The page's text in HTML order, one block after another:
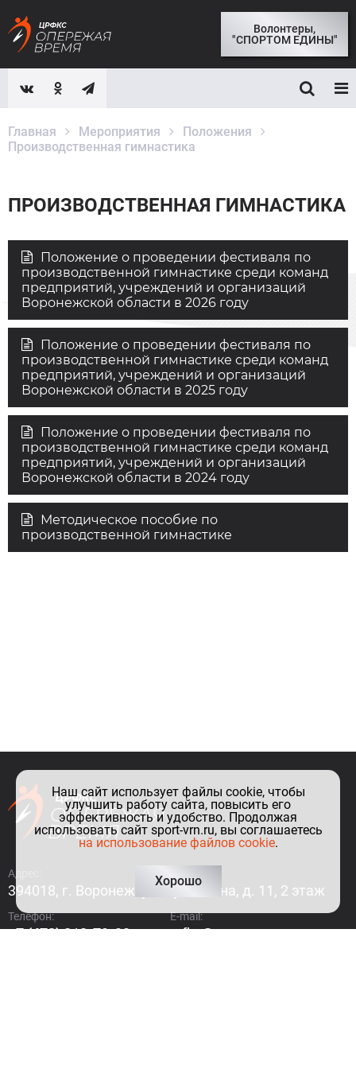
Волонтеры,
"СПОРТОМ ЕДИНЫ"
Главная Мероприятия
Положения
Производственная гимнастика
ПРОИЗВОДСТВЕННАЯ ГИМНАСТИКА
Положение о проведении фестиваля по
производственной гимнастике среди команд
предприятий, учреждений и организаций
Воронежской области в 2026 году
Положение о проведении фестиваля по
производственной гимнастике среди команд
предприятий, учреждений и организаций
Воронежской области в 2025 году
Положение о проведении фестиваля по
производственной гимнастике среди команд
предприятий, учреждений и организаций
Воронежской области в 2024 году
Методическое пособие по
производственной гимнастике
Адрес:
394018, г. Воронеж, ул. Куколкина, д. 11, 2 этаж
Телефон:
+7 (473) 212-79-99
E-mail:
crfks@govvrn.ru
Наш сайт использует файлы cookie, чтобы
улучшить работу сайта, повысить его
эффективность и удобство. Продолжая
использовать сайт sport-vrn.ru, вы соглашаетесь
на использование файлов cookie.
Хорошо